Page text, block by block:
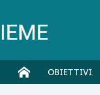
OBIETTIVI